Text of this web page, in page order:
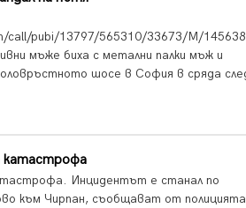
call/pubi/13797/565310/33673/M/
мъже биха с метални палки мъж и
шосе в София в сряда
катастрофа
Инцидентът е станал по
към Чирпан, съобщават от